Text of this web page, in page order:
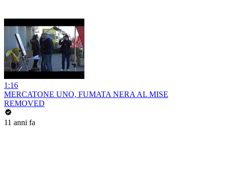
1:16
MERCATONE UNO, FUMATA NERA AL MISE
REMOVED
11 anni fa